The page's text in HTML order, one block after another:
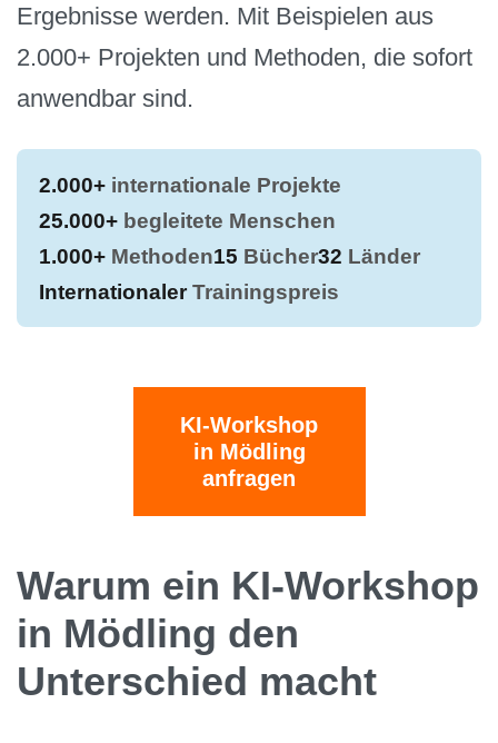
Ergebnisse werden. Mit Beispielen aus
2.000+ Projekten und Methoden, die sofort
anwendbar sind.
2.000+ internationale Projekte
25.000+ begleitete Menschen
1.000+ Methoden15 Bücher32 Länder
InternationalerTrainingspreis
KI-Workshop
in Mödling
anfragen
Warum ein KI-Workshop
in Mödling den
Unterschied macht